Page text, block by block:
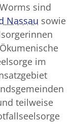
sind
Nassau sowie
im
teilweise